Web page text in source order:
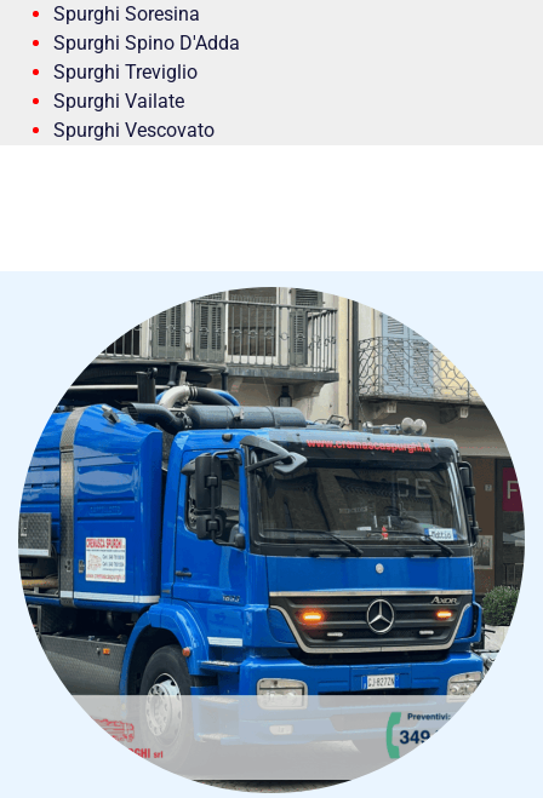
Spurghi Soresina
Spurghi Spino D'Adda
Spurghi Treviglio
Spurghi Vailate
Spurghi Vescovato